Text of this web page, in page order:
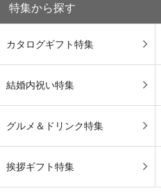
特集から探す
カタログギフト特集
結婚内祝い特集
グルメ＆ドリンク特集
挨拶ギフト特集